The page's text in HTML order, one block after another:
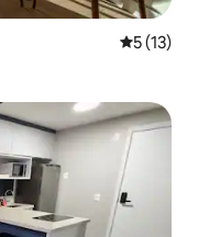
Средна
5 (13)